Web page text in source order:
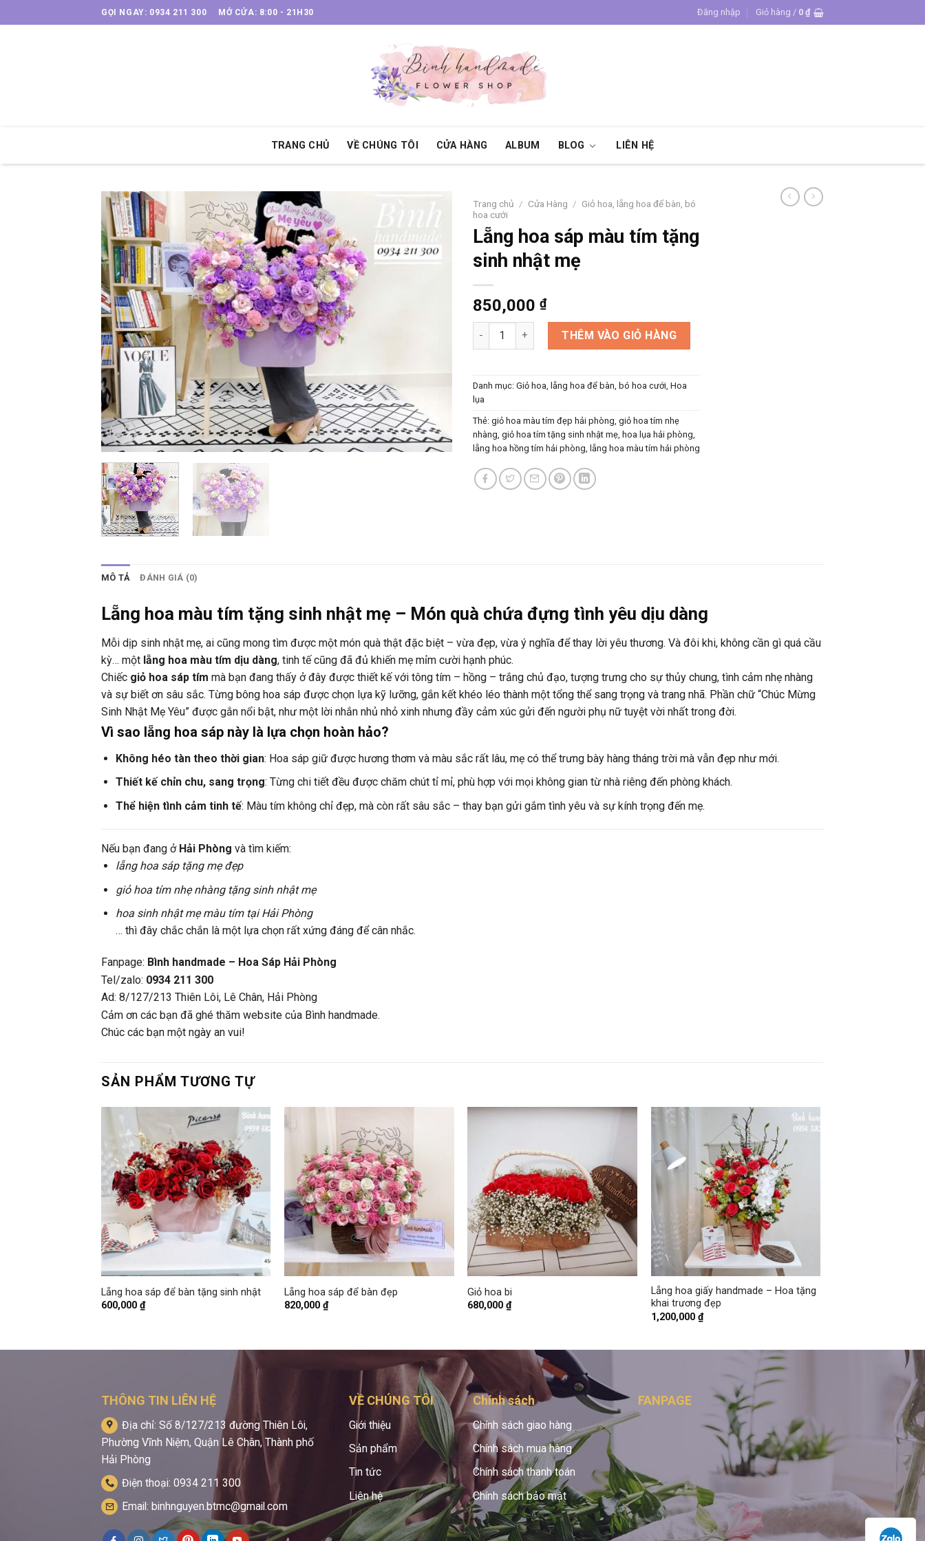
to
GỌI NGAY: 0934 211 300 MỞ CỬA: 8:00 - 21H30 Đăng nhập Giỏ hàng / 0 ₫
TRANG CHỦ VỀ CHÚNG TÔI CỬA HÀNG ALBUM BLOG LIÊN HỆ
Trang chủ / Cửa Hàng / Giỏ hoa, lẵng hoa để bàn, bó
hoa cưới
Lẵng hoa sáp màu tím tặng
sinh nhật mẹ
850,000 ₫
Lẵng hoa sáp màu tím tặng sinh nhật mẹ số lượng
THÊM VÀO GIỎ HÀNG
Danh mục: Giỏ hoa, lẵng hoa để bàn, bó hoa cưới Hoa
lụa
Thẻ: giỏ hoa màu tím đẹp hải phòng giỏ hoa tím nhẹ
nhàng giỏ hoa tím tặng sinh nhật mẹ hoa lụa hải phòng
lẵng hoa hồng tím hải phòng lẵng hoa màu tím hải phòng
MÔ TẢ ĐÁNH GIÁ (0)
Lẵng hoa màu tím tặng sinh nhật mẹ – Món quà chứa đựng tình yêu dịu dàng
Mỗi dịp sinh nhật mẹ, ai cũng mong tìm được một món quà thật đặc biệt – vừa đẹp, vừa ý nghĩa để thay lời yêu thương. Và đôi khi, không cần gì quá cầu
kỳ… một lẵng hoa màu tím dịu dàng, tinh tế cũng đã đủ khiến mẹ mỉm cười hạnh phúc.
Chiếc giỏ hoa sáp tím mà bạn đang thấy ở đây được thiết kế với tông tím – hồng – trắng chủ đạo, tượng trưng cho sự thủy chung, tình cảm nhẹ nhàng
và sự biết ơn sâu sắc. Từng bông hoa sáp được chọn lựa kỹ lưỡng, gắn kết khéo léo thành một tổng thể sang trọng và trang nhã. Phần chữ “Chúc Mừng
Sinh Nhật Mẹ Yêu” được gắn nổi bật, như một lời nhắn nhủ nhỏ xinh nhưng đầy cảm xúc gửi đến người phụ nữ tuyệt vời nhất trong đời.
Vì sao lẵng hoa sáp này là lựa chọn hoàn hảo?
Không héo tàn theo thời gian: Hoa sáp giữ được hương thơm và màu sắc rất lâu, mẹ có thể trưng bày hàng tháng trời mà vẫn đẹp như mới.
Thiết kế chỉn chu, sang trọng: Từng chi tiết đều được chăm chút tỉ mỉ, phù hợp với mọi không gian từ nhà riêng đến phòng khách.
Thể hiện tình cảm tinh tế: Màu tím không chỉ đẹp, mà còn rất sâu sắc – thay bạn gửi gắm tình yêu và sự kính trọng đến mẹ.
Nếu bạn đang ở Hải Phòng và tìm kiếm:
lẵng hoa sáp tặng mẹ đẹp
giỏ hoa tím nhẹ nhàng tặng sinh nhật mẹ
hoa sinh nhật mẹ màu tím tại Hải Phòng
… thì đây chắc chắn là một lựa chọn rất xứng đáng để cân nhắc.
Fanpage: Bình handmade – Hoa Sáp Hải Phòng
Tel/zalo: 0934 211 300
Ad: 8/127/213 Thiên Lôi, Lê Chân, Hải Phòng
Cảm ơn các bạn đã ghé thăm website của Bình handmade.
Chúc các bạn một ngày an vui!
SẢN PHẨM TƯƠNG TỰ
Lẵng hoa sáp để bàn tặng sinh nhật
600,000 ₫
+
Lẵng hoa sáp để bàn đẹp
820,000₫
+
Giỏ hoa bi
680,000₫
+
Lẵng hoa giấy handmade – Hoa tặng
khai trương đẹp
1,200,000 ₫
THÔNG TIN LIÊN HỆ
Địa chỉ: Số 8/127/213 đường Thiên Lôi,
Phường Vĩnh Niệm, Quận Lê Chân, Thành phố
Hải Phòng
Điện thoại: 0934 211 300
Email: binhnguyen.btmc@gmail.com
VỀ CHÚNG TÔI
Giới thiệu
Sản phẩm
Tin tức
Liên hệ
Chính sách
Chính sách giao hàng
Chính sách mua hàng
Chính sách thanh toán
Chính sách bảo mật
FANPAGE